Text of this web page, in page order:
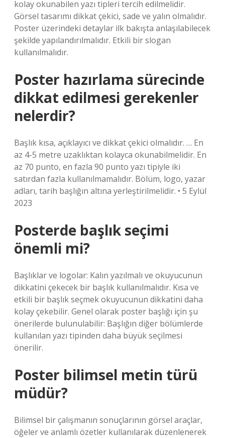
kolay okunabilen yazı tipleri tercih edilmelidir.
Görsel tasarımı dikkat çekici, sade ve yalın olmalıdır.
Poster üzerindeki detaylar ilk bakışta anlaşılabilecek
şekilde yapılandırılmalıdır. Etkili bir slogan
kullanılmalıdır.
Poster hazırlama sürecinde
dikkat edilmesi gerekenler
nelerdir?
Başlık kısa, açıklayıcı ve dikkat çekici olmalıdır. … En
az 4-5 metre uzaklıktan kolayca okunabilmelidir. En
az 70 punto, en fazla 90 punto yazı tipiyle iki
satırdan fazla kullanılmamalıdır. Bölüm, logo, yazar
adları, tarih başlığın altına yerleştirilmelidir. • 5 Eylül
2023
Posterde başlık seçimi
önemli mi?
Başlıklar ve logolar: Kalın yazılmalı ve okuyucunun
dikkatini çekecek bir başlık kullanılmalıdır. Kısa ve
etkili bir başlık seçmek okuyucunun dikkatini daha
kolay çekebilir. Genel olarak poster başlığı için şu
önerilerde bulunulabilir: Başlığın diğer bölümlerde
kullanılan yazı tipinden daha büyük seçilmesi
önerilir.
Poster bilimsel metin türü
müdür?
Bilimsel bir çalışmanın sonuçlarının görsel araçlar,
öğeler ve anlamlı özetler kullanılarak düzenlenerek